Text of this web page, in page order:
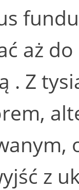
aż
. Z
z